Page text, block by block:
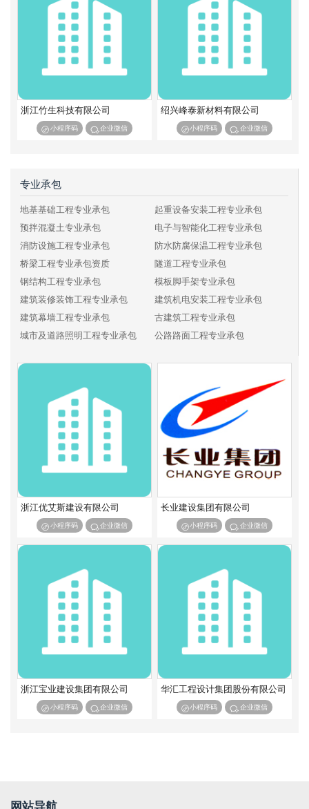
浙江竹生科技有限公司
小程序码 企业微信
绍兴峰泰新材料有限公司
小程序码 企业微信
专业承包
地基基础工程专业承包
起重设备安装工程专业承包
预拌混凝土专业承包
电子与智能化工程专业承包
消防设施工程专业承包
防水防腐保温工程专业承包
桥梁工程专业承包资质
隧道工程专业承包
钢结构工程专业承包
模板脚手架专业承包
建筑装修装饰工程专业承包
建筑机电安装工程专业承包
建筑幕墙工程专业承包
古建筑工程专业承包
城市及道路照明工程专业承包
公路路面工程专业承包
铁路电气化工程专业承包
机场场道工程专业承包
民航空管工程及机场弱电系统工程专业承包
机场目视助航工程专业承包
港口与海岸工程专业承包
航道工程专业承包
港航设备安装及水上交管工程专业承包
水工金属结构制作与安装工程专业承包
水利水电机电安装工程专业承包
河湖整治工程专业承包
输变电工程专业承包
核工程专业承包
海洋石油工程专业承包
环保工程专业承包
特种工程专业承包
浙江优艾斯建设有限公司
小程序码 企业微信
长业建设集团有限公司
小程序码 企业微信
浙江宝业建设集团有限公司
小程序码 企业微信
华汇工程设计集团股份有限公司
小程序码 企业微信
网站导航